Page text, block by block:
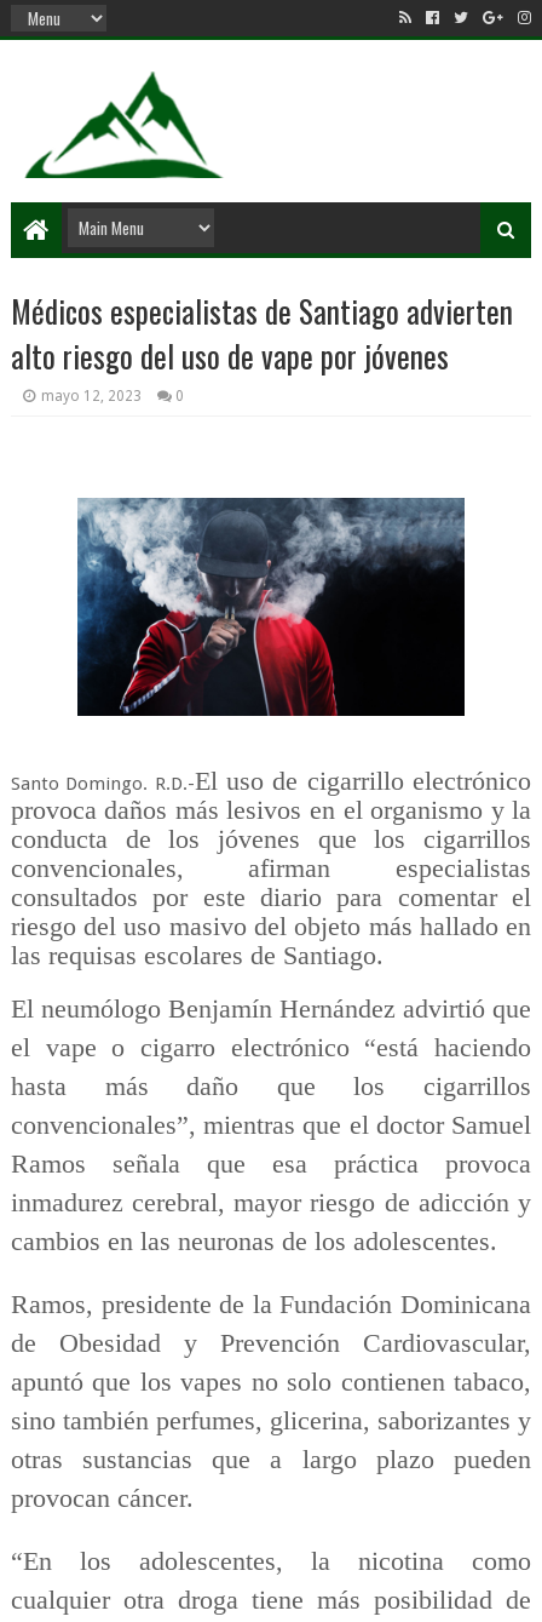
Médicos especialistas de Santiago advierten
alto riesgo del uso de vape por jóvenes
mayo 12, 2023 0
Santo Domingo. R.D.-El uso de cigarrillo electrónico
provoca daños más lesivos en el organismo y la
conducta de los jóvenes que los cigarrillos
convencionales, afirman especialistas
consultados por este diario para comentar el
riesgo del uso masivo del objeto más hallado en
las requisas escolares de Santiago.
El neumólogo Benjamín Hernández advirtió que
el vape o cigarro electrónico “está haciendo
hasta más daño que los cigarrillos
convencionales”, mientras que el doctor Samuel
Ramos señala que esa práctica provoca
inmadurez cerebral, mayor riesgo de adicción y
cambios en las neuronas de los adolescentes.
Ramos, presidente de la Fundación Dominicana
de Obesidad y Prevención Cardiovascular,
apuntó que los vapes no solo contienen tabaco,
sino también perfumes, glicerina, saborizantes y
otras sustancias que a largo plazo pueden
provocan cáncer.
“En los adolescentes, la nicotina como
cualquier otra droga tiene más posibilidad de